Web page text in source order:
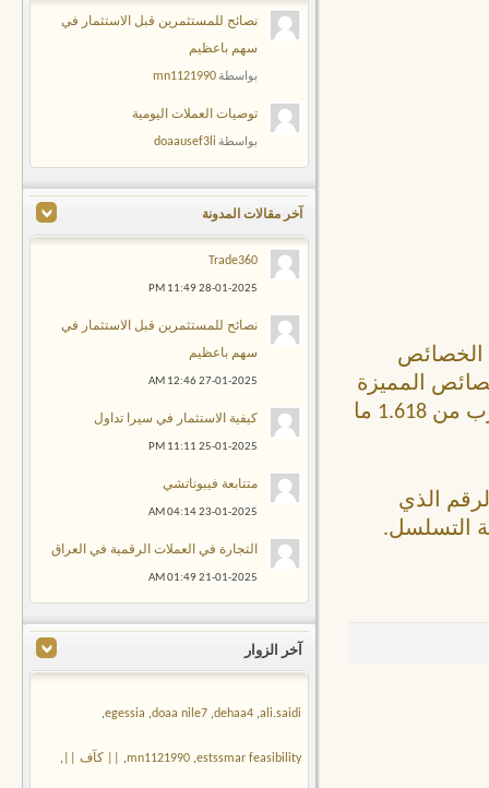
الخصائص
المميزة
الموجودة في متتالية فيبوناتشي هو أن كل رقم يوجد به ما يقرب من 1.618 ما
هو أكبر ما يقرب من 1.618 من الرقم الذي
نصائح للمستثمرين قبل الاستثمار في
سهم باعظيم
بواسطةmn1121990
توصيات العملات اليومية
بواسطة doaausef3li
آخر مقالات المدونة
Trade360
28-01-2025
11:49 PM
نصائح للمستثمرين قبل الاستثمار في
سهم باعظيم
27-01-2025
12:46 AM
كيفية الاستثمار في سيرا تداول
25-01-2025
11:11 PM
متتابعة فيبوناتشي
23-01-2025
04:14 AM
التجارة في العملات الرقمية في العراق
21-01-2025
01:49 AM
آخر الزوار
ali.saidi
,
dehaa4
,
doaa nile7
,
egessia
,
estssmar feasibility
,
mn1121990
, || كآف || ,